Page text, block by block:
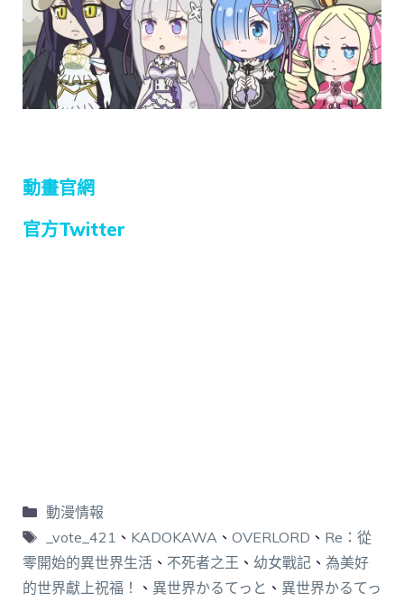
動畫官網
官方Twitter
動漫情報
_vote_421 、 KADOKAWA 、 OVERLORD 、 Re：從
零開始的異世界生活 、 不死者之王 、 幼女戰記 、 為美好
的世界獻上祝福！
、 異世界かるてっと 、 異世界かるてっ